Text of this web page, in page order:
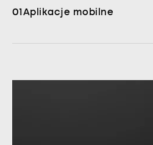
01 Aplikacje mobilne